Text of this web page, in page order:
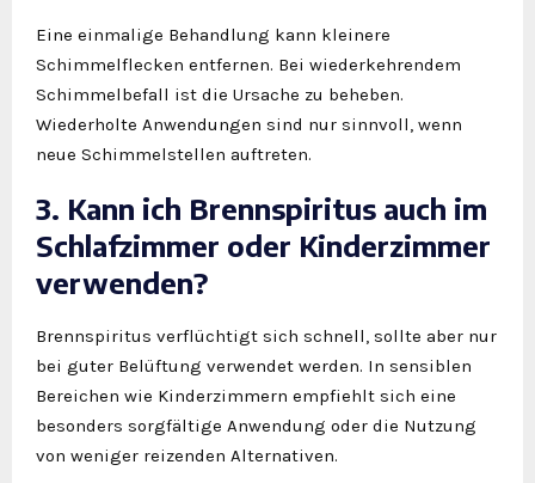
Eine einmalige Behandlung kann kleinere
Schimmelflecken entfernen. Bei wiederkehrendem
Schimmelbefall ist die Ursache zu beheben.
Wiederholte Anwendungen sind nur sinnvoll, wenn
neue Schimmelstellen auftreten.
3. Kann ich Brennspiritus auch im
Schlafzimmer oder Kinderzimmer
verwenden?
Brennspiritus verflüchtigt sich schnell, sollte aber nur
bei guter Belüftung verwendet werden. In sensiblen
Bereichen wie Kinderzimmern empfiehlt sich eine
besonders sorgfältige Anwendung oder die Nutzung
von weniger reizenden Alternativen.